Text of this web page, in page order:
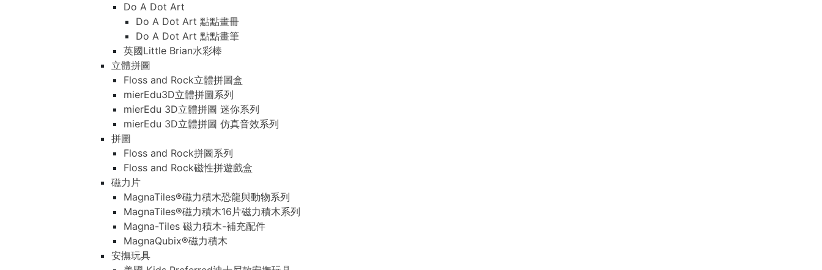
Do A Dot Art
Do A Dot Art 點點畫冊
Do A Dot Art 點點畫筆
英國Little Brian水彩棒
立體拼圖
Floss and Rock立體拼圖盒
mierEdu3D立體拼圖系列
mierEdu 3D立體拼圖 迷你系列
mierEdu 3D立體拼圖 仿真音效系列
拼圖
Floss and Rock拼圖系列
Floss and Rock磁性拼遊戲盒
磁力片
MagnaTiles®磁力積木恐龍與動物系列
MagnaTiles®磁力積木16片磁力積木系列
Magna-Tiles 磁力積木-補充配件
MagnaQubix®磁力積木
安撫玩具